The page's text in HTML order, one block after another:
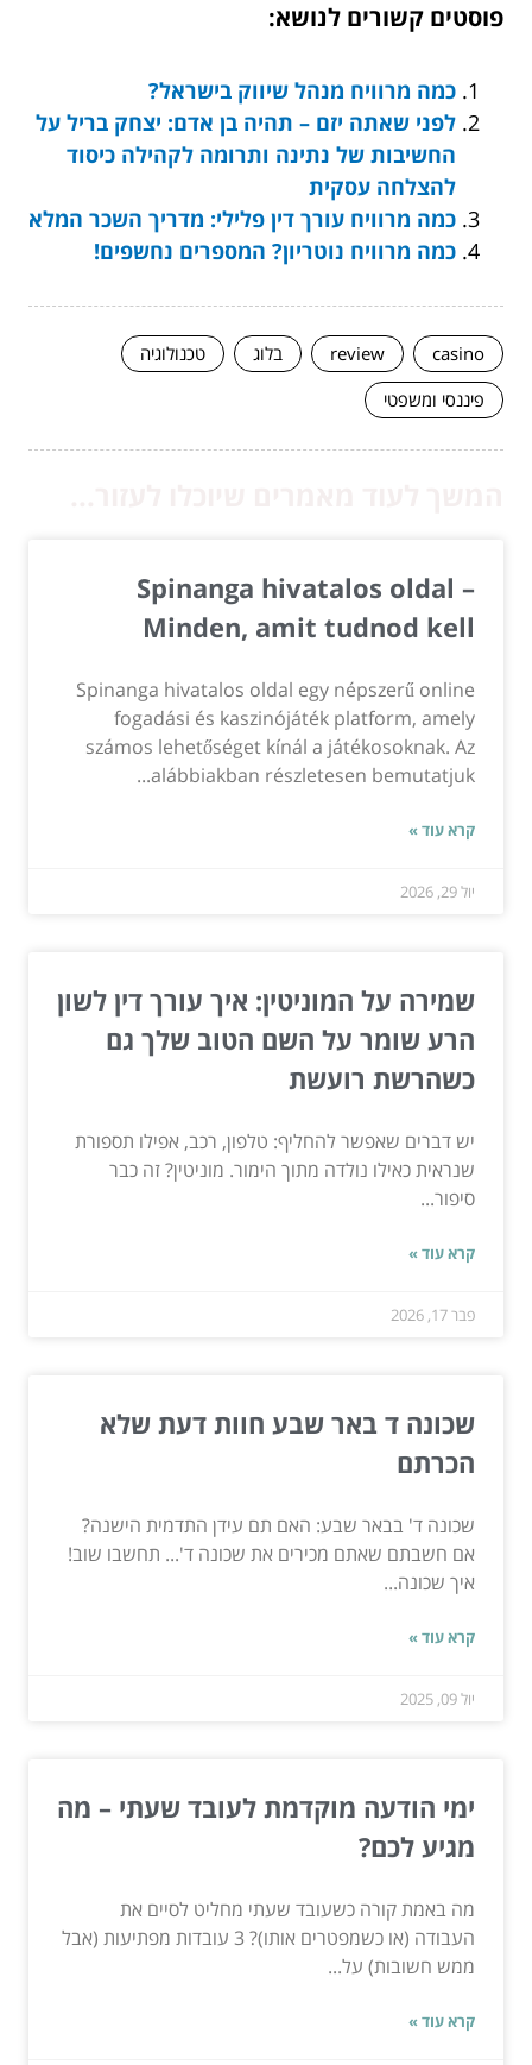
פוסטים קשורים לנושא:
כמה מרוויח מנהל שיווק בישראל?
לפני שאתה יזם – תהיה בן אדם: יצחק בריל על
החשיבות של נתינה ותרומה לקהילה כיסוד
להצלחה עסקית
כמה מרוויח עורך דין פלילי: מדריך השכר המלא
כמה מרוויח נוטריון? המספרים נחשפים!
casino
review בלוג
טכנולוגיה
פיננסי ומשפטי
Spinanga hivatalos oldal –
Minden, amit tudnod kell
Spinanga hivatalos oldal egy népszerű online
fogadási és kaszinójáték platform, amely
számos lehetőséget kínál a játékosoknak. Az
alábbiakban részletesen bemutatjuk...
קרא עוד »
יול 29, 2026
שמירה על המוניטין: איך עורך דין לשון
הרע שומר על השם הטוב שלך גם
כשהרשת רועשת
יש דברים שאפשר להחליף: טלפון, רכב, אפילו תספורת
שנראית כאילו נולדה מתוך הימור. מוניטין? זה כבר
סיפור...
קרא עוד »
פבר 17, 2026
שכונה ד באר שבע חוות דעת שלא
הכרתם
שכונה ד' בבאר שבע: האם תם עידן התדמית הישנה?
אם חשבתם שאתם מכירים את שכונה ד'... תחשבו שוב!
איך שכונה...
קרא עוד »
יול 09, 2025
ימי הודעה מוקדמת לעובד שעתי – מה
מגיע לכם?
מה באמת קורה כשעובד שעתי מחליט לסיים את
העבודה (או כשמפטרים אותו)? 3 עובדות מפתיעות (אבל
ממש חשובות) על...
קרא עוד »